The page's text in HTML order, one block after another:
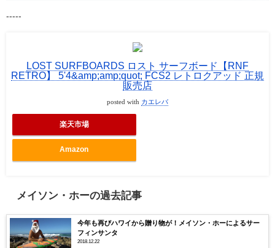
-----
LOST SURFBOARDS ロスト サーフボード【RNF
RETRO】 5'4&amp;amp;quot; FCS2 レトロクアッド 正規
販売店
posted with カエレバ
楽天市場
Amazon
メイソン・ホーの過去記事
今年も再びハワイから贈り物が！メイソン・ホーによるサー
フィンサンタ
2018.12.22